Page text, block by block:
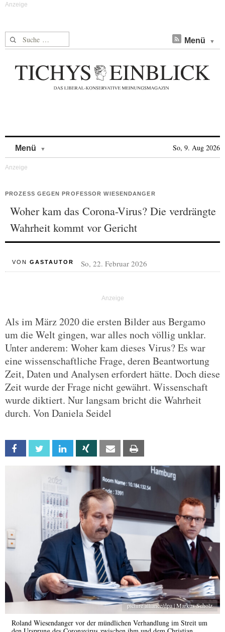
Suche nach: Menü
Menü So, 9. Aug 2026
PROZESS GEGEN PROFESSOR WIESENDANGER
Woher kam das Corona-Virus? Die verdrängte
Wahrheit kommt vor Gericht
VON GASTAUTOR So, 22. Februar 2026
Als im März 2020 die ersten Bilder aus Bergamo
um die Welt gingen, war alles noch völlig unklar.
Unter anderem: Woher kam dieses Virus? Es war
eine wissenschaftliche Frage, deren Beantwortung
Zeit, Daten und Analysen erfordert hätte. Doch diese
Zeit wurde der Frage nicht gewährt. Wissenschaft
wurde diktiert. Nur langsam bricht die Wahrheit
durch. Von Daniela Seidel
Facebook Twitter Linkedin Xing Email
picture alliance/dpa | Markus Scholz
Roland Wiesendanger vor der mündlichen Verhandlung im Streit um